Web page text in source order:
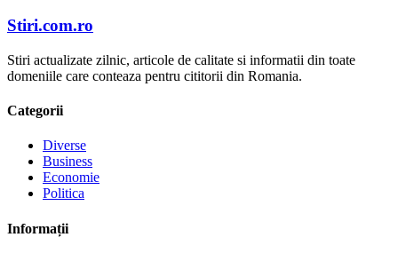
Stiri.com.ro
Stiri actualizate zilnic, articole de calitate si informatii din toate
domeniile care conteaza pentru cititorii din Romania.
Categorii
Diverse
Business
Economie
Politica
Informații